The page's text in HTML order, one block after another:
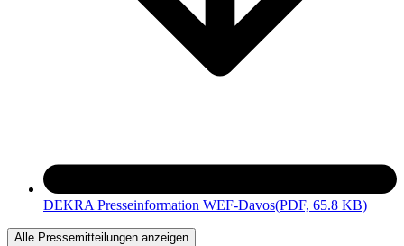
DEKRA Presseinformation WEF-Davos(PDF, 65.8 KB)
Alle Pressemitteilungen anzeigen